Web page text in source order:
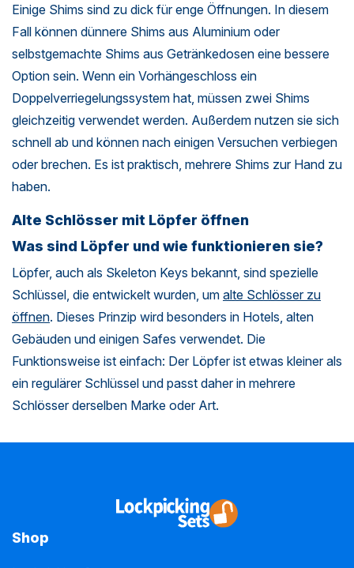
Einige Shims sind zu dick für enge Öffnungen. In diesem
Fall können dünnere Shims aus Aluminium oder
selbstgemachte Shims aus Getränkedosen eine bessere
Option sein. Wenn ein Vorhängeschloss ein
Doppelverriegelungssystem hat, müssen zwei Shims
gleichzeitig verwendet werden. Außerdem nutzen sie sich
schnell ab und können nach einigen Versuchen verbiegen
oder brechen. Es ist praktisch, mehrere Shims zur Hand zu
haben.
Alte Schlösser mit Löpfer öffnen
Was sind Löpfer und wie funktionieren sie?
Löpfer, auch als Skeleton Keys bekannt, sind spezielle
Schlüssel, die entwickelt wurden, um alte Schlösser zu
öffnen. Dieses Prinzip wird besonders in Hotels, alten
Gebäuden und einigen Safes verwendet. Die
Funktionsweise ist einfach: Der Löpfer ist etwas kleiner als
ein regulärer Schlüssel und passt daher in mehrere
Schlösser derselben Marke oder Art.
Shop